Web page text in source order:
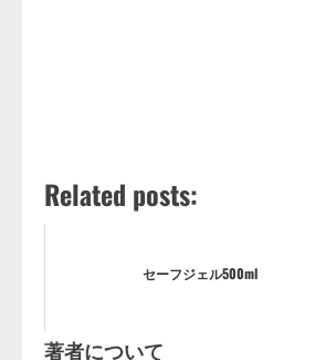
Related posts:
セーフジェル500ml
著者について